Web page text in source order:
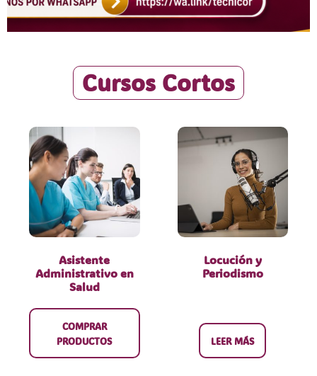
Cursos Cortos
Asistente
Administrativo en
Salud
COMPRAR
PRODUCTOS
Locución y
Periodismo
LEER MÁS